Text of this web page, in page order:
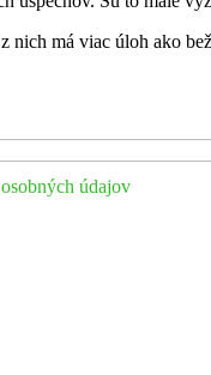
nich má viac úloh ako
údajov